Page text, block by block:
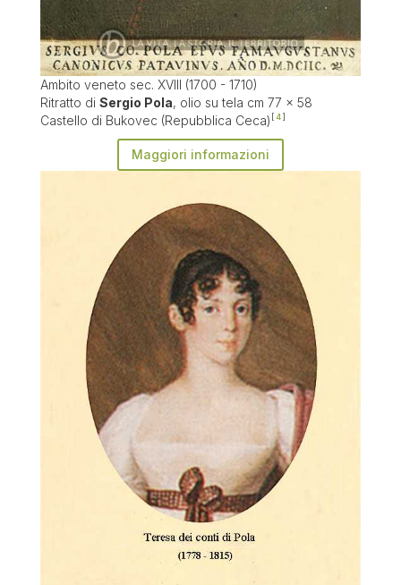
Ambito veneto sec. XVIII (1700 - 1710)
Ritratto di Sergio Pola, olio su tela cm 77 x 58
Castello di Bukovec (Repubblica Ceca)
4
Maggiori informazioni